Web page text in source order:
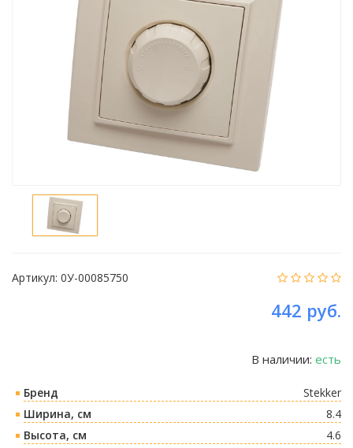
Артикул: 0У-00085750
442 руб.
В наличии: есть
Бренд
Stekker
Ширина, см
8.4
Высота, см
4.6